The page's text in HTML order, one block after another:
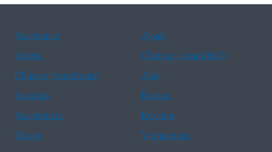
Assistance
Ayuda
Arabic
Chinese (simplified)
Chinese (traditional)
Aide
Asistans
Korean
Assistência
Russian
Tulong
Vietnamese